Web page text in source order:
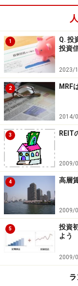
※売買手数料等は考
果をお約束するもの
す）
最初に手続
また、せっかく資
のに手間がかかる
ません。投信積立
信積立サービスを
毎月毎月、指定し
れ、自動的に投資
淡々と続けている
っていた・・・！
醍醐味なのです。
1
Q. 投
投資
2023/
2 MRF
2014/
3 REIT
2009/
4 高層
2009/
5
投資
よう
2009/